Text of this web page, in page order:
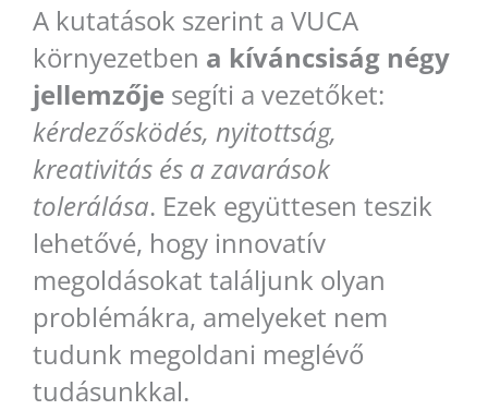
A kutatások szerint a VUCA
környezetben a kíváncsiság négy
jellemzője segíti a vezetőket:
kérdezősködés, nyitottság,
kreativitás és a zavarások
tolerálása. Ezek együttesen teszik
lehetővé, hogy innovatív
megoldásokat találjunk olyan
problémákra, amelyeket nem
tudunk megoldani meglévő
tudásunkkal.